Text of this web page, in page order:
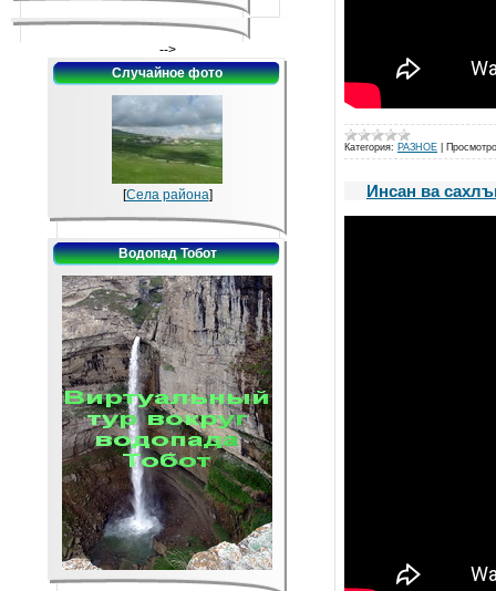
-->
Случайное фото
[Села района]
Водопад Тобот
Категория: РАЗНОЕ
Инсан ва